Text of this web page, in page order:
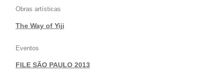
Obras artísticas
The Way of Yiji
Eventos
FILE SÃO PAULO 2013